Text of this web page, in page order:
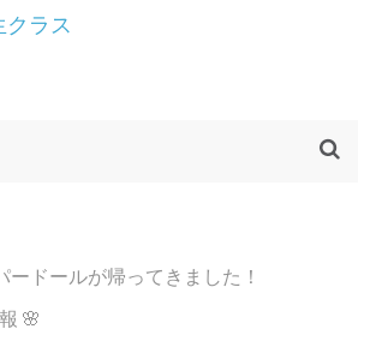
クラス
ードールが帰ってきました！
🌸